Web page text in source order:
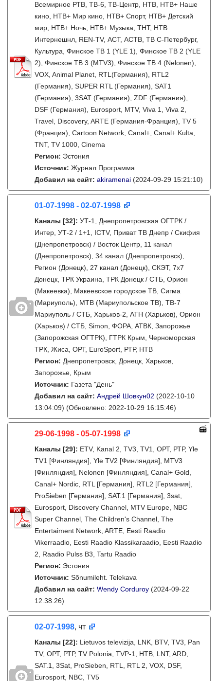
Всемирное РТВ, ТВ-6, ТВ-Центр, НТВ, НТВ+ Наше
кино, НТВ+ Мир кино, НТВ+ Спорт, НТВ+ Детский
мир, НТВ+ Ночь, НТВ+ Музыка, ТНТ, НТВ
Интернешнл, REN-TV, АСТ, АСТВ, ТВ С-Петербург,
Культура, Финское ТВ 1 (YLE 1), Финское ТВ 2 (YLE
2), Финское ТВ 3 (MTV3), Финское ТВ 4 (Nelonen),
VOX, Animal Planet, RTL(Германия), RTL2
(Германия), SUPER RTL (Германия), SAT1
(Германия), 3SAT (Германия), ZDF (Германия),
DSF (Германия), Eurosport, MTV, Viva 1, Viva 2,
Travel, Discovery, ARTE (Германия-Франция), TV 5
(Франция), Cartoon Network, Canal+, Canal+ Kulta,
TNT, TV 1000, Cinema
Регион: Эстония
Источник: Журнал Программа
Добавил на сайт: akiramenai (2024-09-29 15:21:10)
01-07-1998 - 02-07-1998
Каналы [32]: УТ-1, Днепропетровская ОГТРК /
Интер, УТ-2 / 1+1, ICTV, Приват ТВ Днепр / Скифия
(Днепропетровск) / Восток Центр, 11 канал
(Днепропетровск), 34 канал (Днепропетровск),
Регион (Донецк), 27 канал (Донецк), СКЭТ, 7x7
Донецк, ТРК Украина, ТРК Донецк / СТБ, Орион
(Макеевка), Макеевское городское ТВ, Сигма
(Мариуполь), МТВ (Мариупольское ТВ), ТВ-7
Мариуполь / СТБ, Харьков-2, АТН (Харьков), Орион
(Харьков) / СТБ, Simon, ФОРА, АТВК, Запорожье
(Запорожская ОГТРК), ГТРК Крым, Черноморская
ТРК, Жиса, ОРТ, EuroSport, РТР, НТВ
Регион: Днепропетровск, Донецк, Харьков,
Запорожье, Крым
Источник: Газета "День"
Добавил на сайт: Андрей Шовкун02 (2022-10-10
13:04:09) (Обновлено: 2022-10-29 16:15:46)
29-06-1998 - 05-07-1998
Каналы [29]: ETV, Kanal 2, TV3, TV1, ОРТ, РТР, Yle
TV1 [Финляндия], Yle TV2 [Финляндия], MTV3
[Финляндия], Nelonen [Финляндия], Canal+ Gold,
Canal+ Nordic, RTL [Германия], RTL2 [Германия],
ProSieben [Германия], SAT.1 [Германия], 3sat,
Eurosport, Discovery Channel, MTV Europe, NBC
Super Channel, The Children's Channel, The
Entertaiment Network, ARTE, Eesti Raadio
Vikerraadio, Eesti Raadio Klassikaraadio, Eesti Raadio
2, Raadio Pulss B3, Tartu Raadio
Регион: Эстония
Источник: Sõnumileht. Telekava
Добавил на сайт: Wendy Corduroy (2024-09-22
12:38:26)
02-07-1998, чт
Каналы [22]: Lietuvos televizija, LNK, BTV, TV3, Pan
TV, ОРТ, РТР, TV Polonia, TVP-1, НТВ, LNT, ARD,
SAT.1, 3Sat, ProSieben, RTL, RTL 2, VOX, DSF,
Eurosport, NBC, TV5